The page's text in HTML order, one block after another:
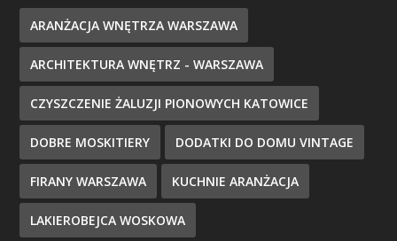
ARANŻACJA WNĘTRZA WARSZAWA
ARCHITEKTURA WNĘTRZ - WARSZAWA
CZYSZCZENIE ŻALUZJI PIONOWYCH KATOWICE
DOBRE MOSKITIERY DODATKI DO DOMU VINTAGE
FIRANY WARSZAWA KUCHNIE ARANŻACJA
LAKIEROBEJCA WOSKOWA